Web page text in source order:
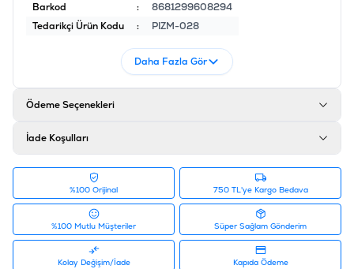
Barkod
:
8681299608294
Tedarikçi Ürün Kodu
: PIZM-028
Daha Fazla Gör
Ödeme Seçenekleri
İade Koşulları
%100 Orijinal 750 TL'ye Kargo Bedava
%100 Mutlu Müşteriler Süper Sağlam Gönderim
Kolay Değişim/İade Kapıda Ödeme